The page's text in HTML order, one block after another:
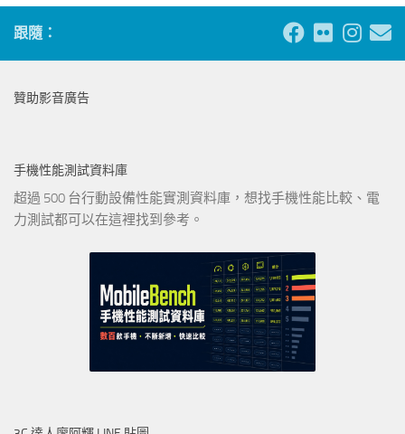
跟隨：
贊助影音廣告
手機性能測試資料庫
超過 500 台行動設備性能實測資料庫，想找手機性能比較、電
力測試都可以在這裡找到參考。